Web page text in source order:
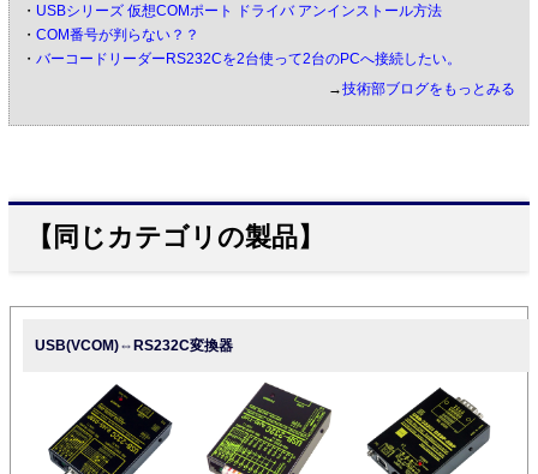
・ USBシリーズ 仮想COMポート ドライバ アンインストール方法
・ COM番号が判らない？？
・ バーコードリーダーRS232Cを2台使って2台のPCへ接続したい。
→技術部ブログをもっとみる
【同じカテゴリの製品】
USB(VCOM)⇔RS232C変換器